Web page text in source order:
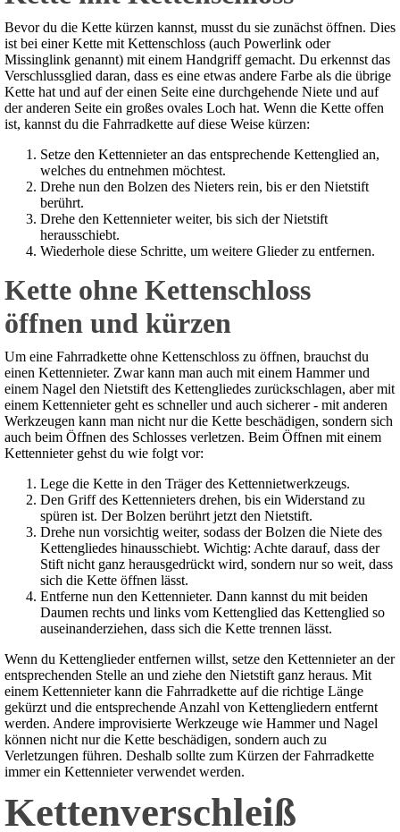
Bevor du die Kette kürzen kannst, musst du sie zunächst öffnen. Dies
ist bei einer Kette mit Kettenschloss (auch Powerlink oder
Missinglink genannt) mit einem Handgriff gemacht. Du erkennst das
Verschlussglied daran, dass es eine etwas andere Farbe als die übrige
Kette hat und auf der einen Seite eine durchgehende Niete und auf
der anderen Seite ein großes ovales Loch hat. Wenn die Kette offen
ist, kannst du die Fahrradkette auf diese Weise kürzen:
Setze den Kettennieter an das entsprechende Kettenglied an,
welches du entnehmen möchtest.
Drehe nun den Bolzen des Nieters rein, bis er den Nietstift
berührt.
Drehe den Kettennieter weiter, bis sich der Nietstift
herausschiebt.
Wiederhole diese Schritte, um weitere Glieder zu entfernen.
Kette ohne Kettenschloss
öffnen und kürzen
Um eine Fahrradkette ohne Kettenschloss zu öffnen, brauchst du
einen Kettennieter. Zwar kann man auch mit einem Hammer und
einem Nagel den Nietstift des Kettengliedes zurückschlagen, aber mit
einem Kettennieter geht es schneller und auch sicherer - mit anderen
Werkzeugen kann man nicht nur die Kette beschädigen, sondern sich
auch beim Öffnen des Schlosses verletzen. Beim Öffnen mit einem
Kettennieter gehst du wie folgt vor:
Lege die Kette in den Träger des Kettennietwerkzeugs.
Den Griff des Kettennieters drehen, bis ein Widerstand zu
spüren ist. Der Bolzen berührt jetzt den Nietstift.
Drehe nun vorsichtig weiter, sodass der Bolzen die Niete des
Kettengliedes hinausschiebt. Wichtig: Achte darauf, dass der
Stift nicht ganz herausgedrückt wird, sondern nur so weit, dass
sich die Kette öffnen lässt.
Entferne nun den Kettennieter. Dann kannst du mit beiden
Daumen rechts und links vom Kettenglied das Kettenglied so
auseinanderziehen, dass sich die Kette trennen lässt.
Wenn du Kettenglieder entfernen willst, setze den Kettennieter an der
entsprechenden Stelle an und ziehe den Nietstift ganz heraus. Mit
einem Kettennieter kann die Fahrradkette auf die richtige Länge
gekürzt und die entsprechende Anzahl von Kettengliedern entfernt
werden. Andere improvisierte Werkzeuge wie Hammer und Nagel
können nicht nur die Kette beschädigen, sondern auch zu
Verletzungen führen. Deshalb sollte zum Kürzen der Fahrradkette
immer ein Kettennieter verwendet werden.
Kettenverschleiß